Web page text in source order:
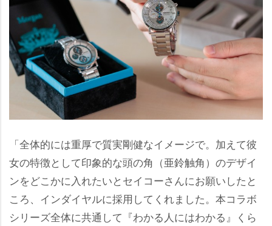
「全体的には重厚で質実剛健なイメージで。加えて彼
女の特徴として印象的な頭の角（亜鈴触角）のデザイ
ンをどこかに入れたいとセイコーさんにお願いしたと
ころ、インダイヤルに採用してくれました。本コラボ
シリーズ全体に共通して『わかる人にはわかる』くら